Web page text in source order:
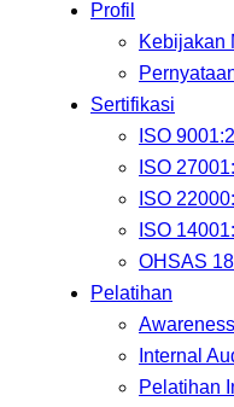
Profil
Kebijakan
Sertifikasi
ISO
ISO
ISO
ISO
OHSAS
Pelatihan
Internal
Pelatihan